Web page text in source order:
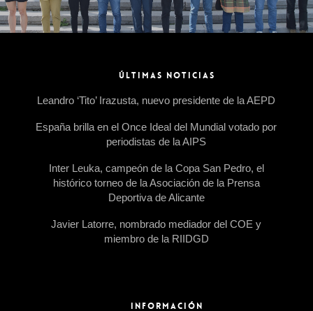
ÚLTIMAS NOTICIAS
Leandro ‘Tito’ Irazusta, nuevo presidente de la AEPD
España brilla en el Once Ideal del Mundial votado por
periodistas de la AIPS
Inter Leuka, campeón de la Copa San Pedro, el
histórico torneo de la Asociación de la Prensa
Deportiva de Alicante
Javier Latorre, nombrado mediador del COE y
miembro de la RIIDGD
INFORMACIÓN